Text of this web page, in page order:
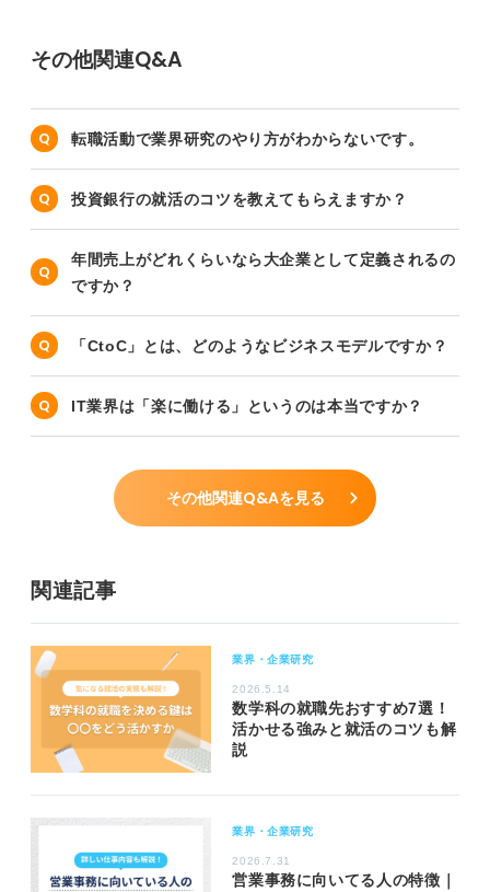
その他関連Q&A
転職活動で業界研究のやり方がわからないです。
投資銀行の就活のコツを教えてもらえますか？
年間売上がどれくらいなら大企業として定義されるの
ですか？
「CtoC」とは、どのようなビジネスモデルですか？
IT業界は「楽に働ける」というのは本当ですか？
その他関連Q&Aを見る
関連記事
業界・企業研究
2026.5.14
数学科の就職先おすすめ7選！
活かせる強みと就活のコツも解
説
業界・企業研究
2026.7.31
営業事務に向いてる人の特徴｜